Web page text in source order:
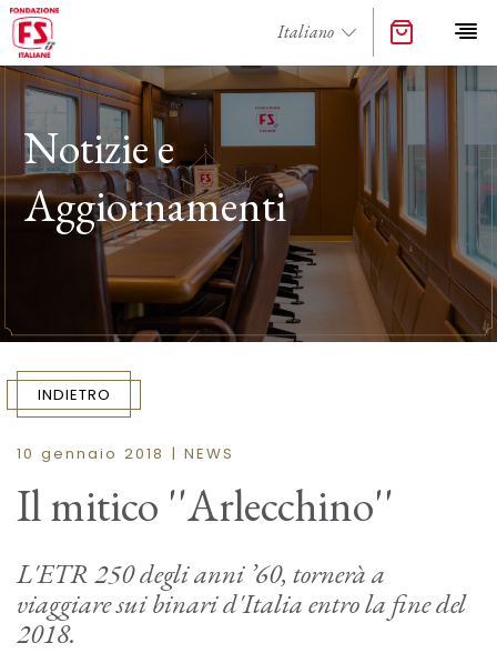
Notizie e
Aggiornamenti
INDIETRO
10 gennaio 2018 | NEWS
Il mitico ''Arlecchino''
L'ETR 250 degli anni ’60, tornerà a
viaggiare sui binari d'Italia entro la fine del
2018.